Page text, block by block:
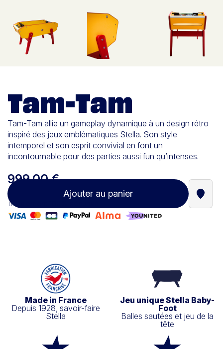
Tam-Tam
Tam-Tam allie un gameplay dynamique à un design rétro
inspiré des jeux emblématiques Stella. Son style
intemporel et son esprit convivial en font un
incontournable pour des parties aussi fun qu’intenses.
999,00 €
Ajouter au panier
Made in France
Depuis 1928, savoir-faire
Stella
Jeu unique Stella Baby-
Foot
Balles sautées et jeu de la
tête